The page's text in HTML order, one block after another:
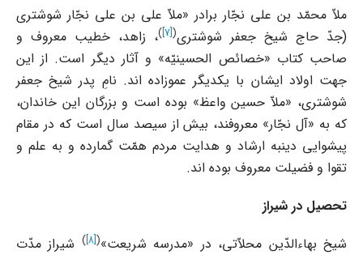
ملاّ محمّد بن على نجّار برادر «ملاّ على بن على نجّار شوشترى
(جدّ حاج شیخ جعفر شوشترى(
[7]
)، زاهد، خطیب معروف و
صاحب کتاب «خصائص الحسینیّه» و آثار دیگر است. از این
جهت اولاد ایشان با یکدیگر عموزاده اند. نامِ پدر شیخ جعفر
شوشترى، «ملاّ حسین واعظ» بوده است و بزرگان این خاندان،
که به «آل نجّار» معروفند، بیش از سیصد سال است که در مقام
پیشوایى دینبه ارشاد و هدایت مردم همّت گمارده و به علم و
تقوا و فضیلت معروف بوده اند.
تحصیل در شیراز
شیخ بهاءالدّین محلاّتى، در «مدرسه شریعت»(
[8]
) شیراز مدّت